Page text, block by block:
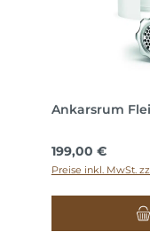
Ankarsrum
Regulärer Preis:
199,00 €
Preise inkl. MwSt.